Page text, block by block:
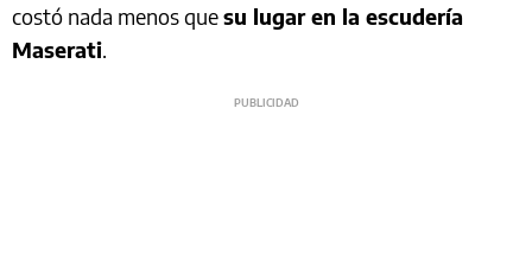
costó nada menos quesu lugar en la escudería
Maserati.